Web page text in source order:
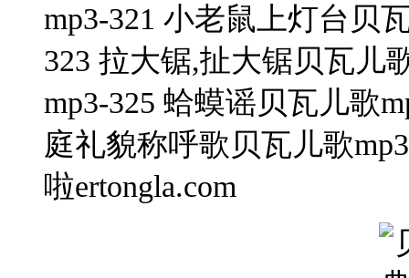
mp3-321 小老鼠上灯台贝
323 拉大锯,扯大锯贝瓦儿
mp3-325 蛤蟆谣贝瓦儿歌
庭礼貌称呼歌贝瓦儿歌
啦ertongla.com